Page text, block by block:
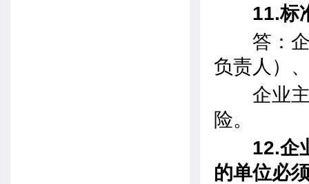
11.标准
答：企
负责人）
企业主
险。
12.企业
的单位必